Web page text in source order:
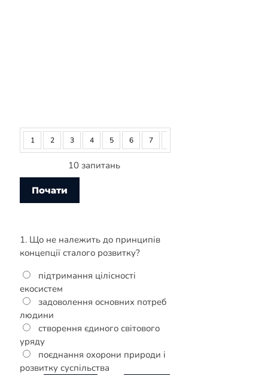
1 2 3 4 5 6 7
10 запитань
1. Що не належить до принципів
концепції сталого розвитку?
підтримання цілісності
екосистем
задоволення основних потреб
людини
створення єдиного світового
уряду
поєднання охорони природи і
розвитку суспільства